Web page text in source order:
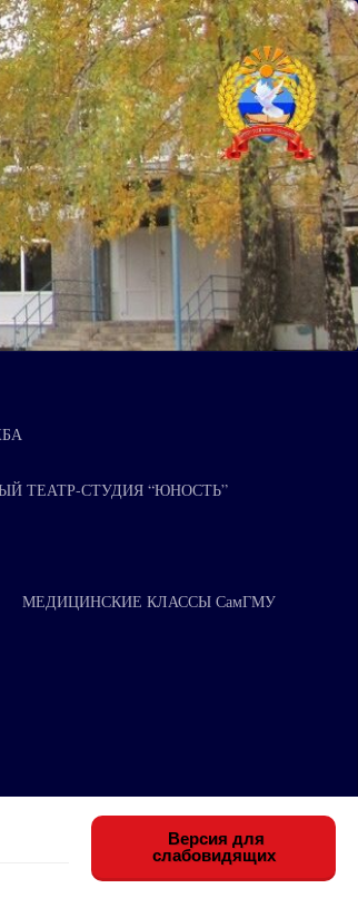
ТЕАТР-СТУДИЯ “ЮНОСТЬ”
МЕДИЦИНСКИЕ КЛАССЫ СамГМУ
Версия для
слабовидящих